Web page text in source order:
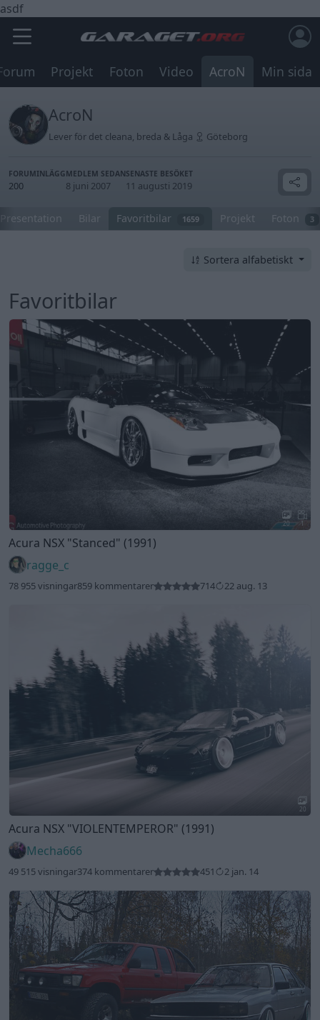
asdf
Projekt Foton Video AcroN Min sida
AcroN
Lever för det cleana, breda & Låga Göteborg
FORUMINLÄGG
200
MEDLEM SEDAN
8 juni 2007
SENASTE BESÖKET
11 augusti 2019
Presentation Bilar Favoritbilar 1659 Projekt Foton 3
Sortera alfabetiskt
Favoritbilar
20 1
Acura NSX "Stanced" (1991)
ragge_c
78 955 visningar859 kommentarer 714 22 aug. 13
20
Acura NSX "VIOLENTEMPEROR" (1991)
Mecha666
49 515 visningar374 kommentarer 451 2 jan. 14